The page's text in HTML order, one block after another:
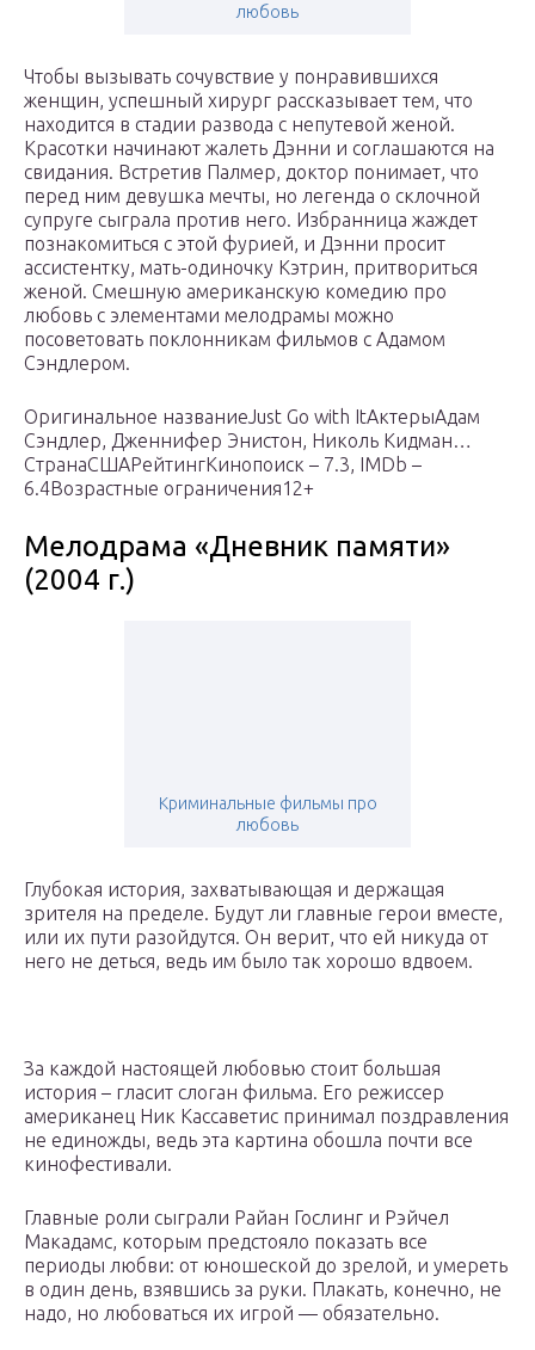
любовь
Чтобы вызывать сочувствие у понравившихся
женщин, успешный хирург рассказывает тем, что
находится в стадии развода с непутевой женой.
Красотки начинают жалеть Дэнни и соглашаются на
свидания. Встретив Палмер, доктор понимает, что
перед ним девушка мечты, но легенда о склочной
супруге сыграла против него. Избранница жаждет
познакомиться с этой фурией, и Дэнни просит
ассистентку, мать-одиночку Кэтрин, притвориться
женой. Смешную американскую комедию про
любовь с элементами мелодрамы можно
посоветовать поклонникам фильмов с Адамом
Сэндлером.
Оригинальное названиеJust Go with ItАктерыАдам
Сэндлер, Дженнифер Энистон, Николь Кидман…
СтранаСШАРейтингКинопоиск – 7.3, IMDb –
6.4Возрастные ограничения12+
Мелодрама «Дневник памяти»
(2004 г.)
Криминальные фильмы про
любовь
Глубокая история, захватывающая и держащая
зрителя на пределе. Будут ли главные герои вместе,
или их пути разойдутся. Он верит, что ей никуда от
него не деться, ведь им было так хорошо вдвоем.
За каждой настоящей любовью стоит большая
история – гласит слоган фильма. Его режиссер
американец Ник Кассаветис принимал поздравления
не единожды, ведь эта картина обошла почти все
кинофестивали.
Главные роли сыграли Райан Гослинг и Рэйчел
Макадамс, которым предстояло показать все
периоды любви: от юношеской до зрелой, и умереть
в один день, взявшись за руки. Плакать, конечно, не
надо, но любоваться их игрой — обязательно.